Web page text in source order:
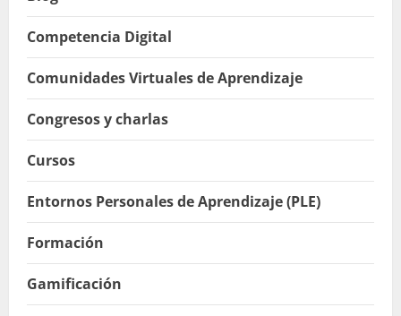
Competencia Digital
Comunidades Virtuales de Aprendizaje
Congresos y charlas
Cursos
Entornos Personales de Aprendizaje (PLE)
Formación
Gamificación